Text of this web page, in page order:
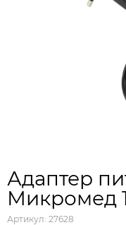
Адаптер
Микромед
Артикул: 27628